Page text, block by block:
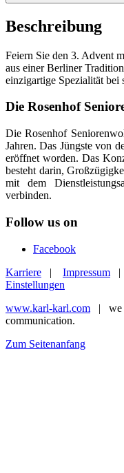
Beschreibung
Feiern Sie den 3. Advent
aus einer Berliner
einzigartige Spezialität bei
Die Rosenhof
Die Rosenhof
Jahren. Das Jüngste von
eröffnet worden. Das
besteht darin,
mit dem
verbinden.
Follow us on
Facebook
Karriere | Impressum
Einstellungen
www.karl-karl.com | we
communication.
Zum Seitenanfang